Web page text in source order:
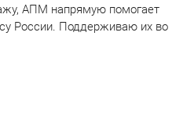
АПМ напрямую помогает
России. Поддерживаю их во